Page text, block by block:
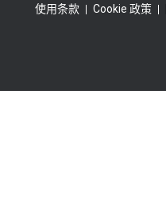
使用条款 Cookie 政策